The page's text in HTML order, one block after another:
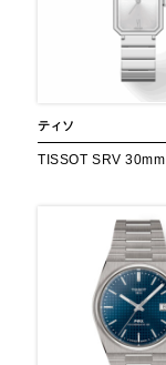
ティソ
TISSOT SRV 30mm